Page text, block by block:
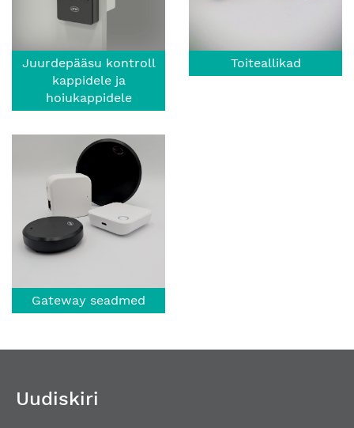
Juurdepääsu kontroll
kappidele ja
hoiukappidele
Toiteallikad
Gateway seadmed
Uudiskiri